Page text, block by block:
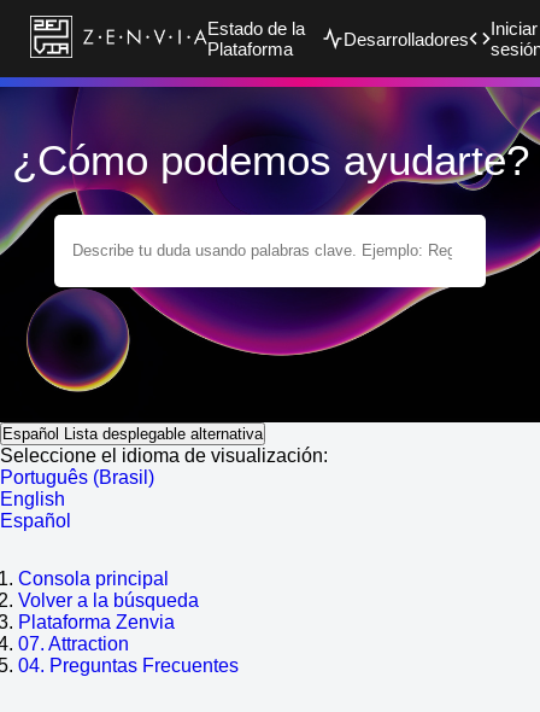
Estado de la
Plataforma
Desarrolladores
Iniciar
¿Cómo podemos ayudarte?
Español Lista desplegable alternativa
Seleccione el idioma de visualización:
Português (Brasil)
English
Español
Consola principal
Volver a la búsqueda
Plataforma Zenvia
07. Attraction
04. Preguntas Frecuentes